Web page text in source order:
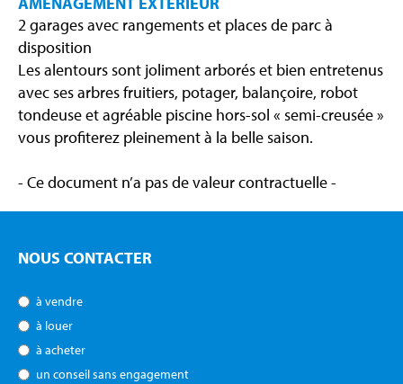
2 garages avec rangements et places de parc à
disposition
Les alentours sont joliment arborés et bien entretenus
avec ses arbres fruitiers, potager, balançoire, robot
tondeuse et agréable piscine hors-sol « semi-creusée »
vous profiterez pleinement à la belle saison.
- Ce document n’a pas de valeur contractuelle -
NOUS CONTACTER
à vendre
à louer
à acheter
un conseil sans engagement